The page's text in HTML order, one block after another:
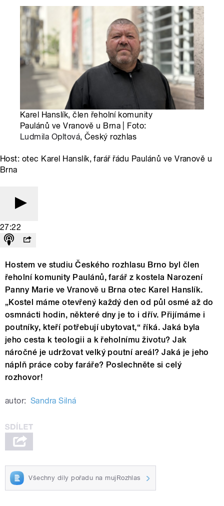
Karel Hanslík, člen řeholní komunity
Paulánů ve Vranově u Brna | Foto:
Ludmila Opltová, Český rozhlas
Host: otec Karel Hanslík, farář řádu Paulánů ve Vranově u
Brna
27:22
Hostem ve studiu Českého rozhlasu Brno byl člen
řeholní komunity Paulánů, farář z kostela Narození
Panny Marie ve Vranově u Brna otec Karel Hanslík.
„Kostel máme otevřený každý den od půl osmé až do
osmnácti hodin, některé dny je to i dřív. Přijímáme i
poutníky, kteří potřebují ubytovat,“ říká. Jaká byla
jeho cesta k teologii a k řeholnímu životu? Jak
náročné je udržovat velký poutní areál? Jaká je jeho
náplň práce coby faráře? Poslechněte si celý
rozhovor!
autor: Sandra Silná
Všechny díly pořadu na mujRozhlas